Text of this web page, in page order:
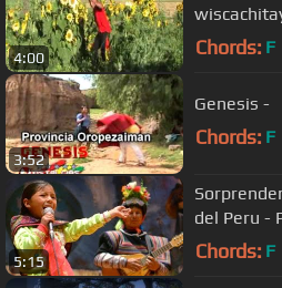
4:00 Chords: F
3:52
Genesis -
Chords: F
5:15
del Peru -
parte 1/2
Chords: F